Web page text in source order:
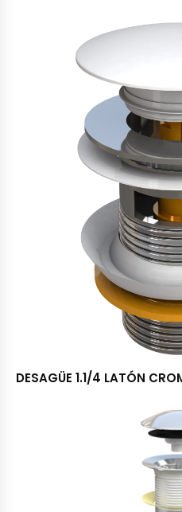
DESAGÜE 1.1/4 LATÓN